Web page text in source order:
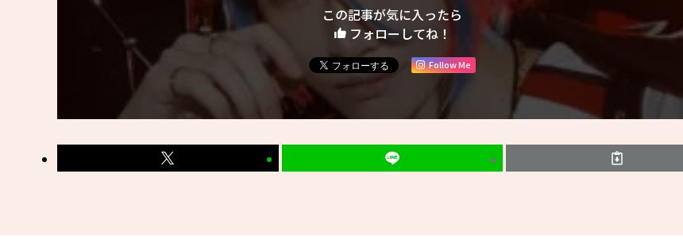
この記事が気に入ったら
フォローしてね！
Follow Me